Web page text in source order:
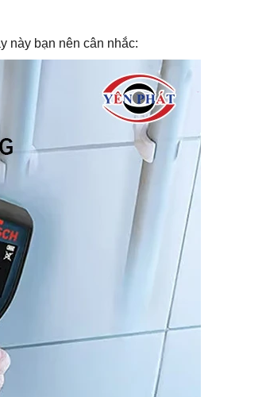
này bạn nên cân nhắc: